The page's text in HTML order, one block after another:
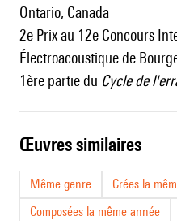
Ontario, Canada
2e Prix au 12e Concours
Électroacoustique de
1ère partie du Cycle de
œuvres similaires
Même genre
Crées la
Composées la même année